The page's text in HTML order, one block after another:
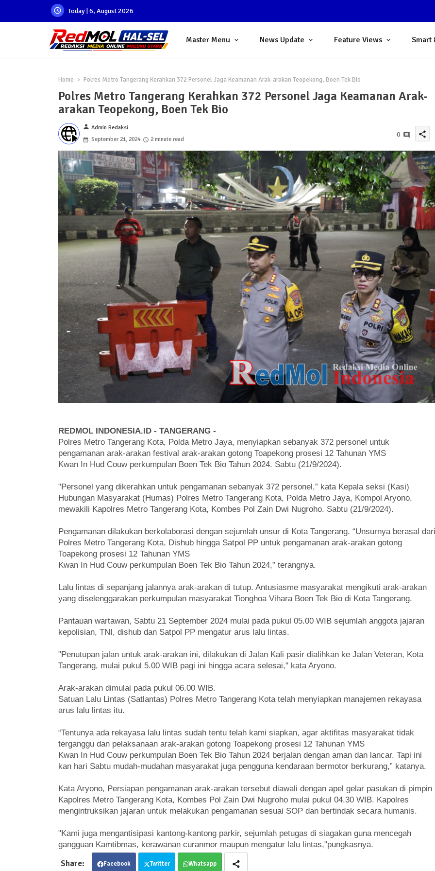
Today | 6, August 2026
Master Menu News Update Feature Views Smart
Home Polres Metro Tangerang Kerahkan 372 Personel Jaga Keamanan Arak-arakan Teopekong, Boen Tek Bio
Polres Metro Tangerang Kerahkan 372 Personel Jaga Keamanan Arak-
arakan Teopekong, Boen Tek Bio
person Admin Redaksi
September 21, 2024
2 minute read
0 share
REDMOL INDONESIA.ID - TANGERANG -
Polres Metro Tangerang Kota, Polda Metro Jaya, menyiapkan sebanyak 372 personel untuk
pengamanan arak-arakan festival arak-arakan gotong Toapekong prosesi 12 Tahunan YMS
Kwan In Hud Couw perkumpulan Boen Tek Bio Tahun 2024. Sabtu (21/9/2024).
"Personel yang dikerahkan untuk pengamanan sebanyak 372 personel,” kata Kepala seksi (Kasi)
Hubungan Masyarakat (Humas) Polres Metro Tangerang Kota, Polda Metro Jaya, Kompol Aryono,
mewakili Kapolres Metro Tangerang Kota, Kombes Pol Zain Dwi Nugroho. Sabtu (21/9/2024).
Pengamanan dilakukan berkolaborasi dengan sejumlah unsur di Kota Tangerang. “Unsurnya berasal dari
Polres Metro Tangerang Kota, Dishub hingga Satpol PP untuk pengamanan arak-arakan gotong
Toapekong prosesi 12 Tahunan YMS
Kwan In Hud Couw perkumpulan Boen Tek Bio Tahun 2024,” terangnya.
Lalu lintas di sepanjang jalannya arak-arakan di tutup. Antusiasme masyarakat mengikuti arak-arakan
yang diselenggarakan perkumpulan masyarakat Tionghoa Vihara Boen Tek Bio di Kota Tangerang.
Pantauan wartawan, Sabtu 21 September 2024 mulai pada pukul 05.00 WIB sejumlah anggota jajaran
kepolisian, TNI, dishub dan Satpol PP mengatur arus lalu lintas.
"Penutupan jalan untuk arak-arakan ini, dilakukan di Jalan Kali pasir dialihkan ke Jalan Veteran, Kota
Tangerang, mulai pukul 5.00 WIB pagi ini hingga acara selesai," kata Aryono.
Arak-arakan dimulai pada pukul 06.00 WIB.
Satuan Lalu Lintas (Satlantas) Polres Metro Tangerang Kota telah menyiapkan manajemen rekayasa
arus lalu lintas itu.
“Tentunya ada rekayasa lalu lintas sudah tentu telah kami siapkan, agar aktifitas masyarakat tidak
terganggu dan pelaksanaan arak-arakan gotong Toapekong prosesi 12 Tahunan YMS
Kwan In Hud Couw perkumpulan Boen Tek Bio Tahun 2024 berjalan dengan aman dan lancar. Tapi ini
kan hari Sabtu mudah-mudahan masyarakat juga pengguna kendaraan bermotor berkurang,” katanya.
Kata Aryono, Persiapan pengamanan arak-arakan tersebut diawali dengan apel gelar pasukan di pimpin
Kapolres Metro Tangerang Kota, Kombes Pol Zain Dwi Nugroho mulai pukul 04.30 WIB. Kapolres
mengintruksikan jajaran untuk melakukan pengamanan sesuai SOP dan bertindak secara humanis.
"Kami juga mengantisipasi kantong-kantong parkir, sejumlah petugas di siagakan guna mencegah
gangguan Kamtibmas, kerawanan curanmor maupun mengatur lalu lintas,"pungkasnya.
Facebook Twitter Whatsapp